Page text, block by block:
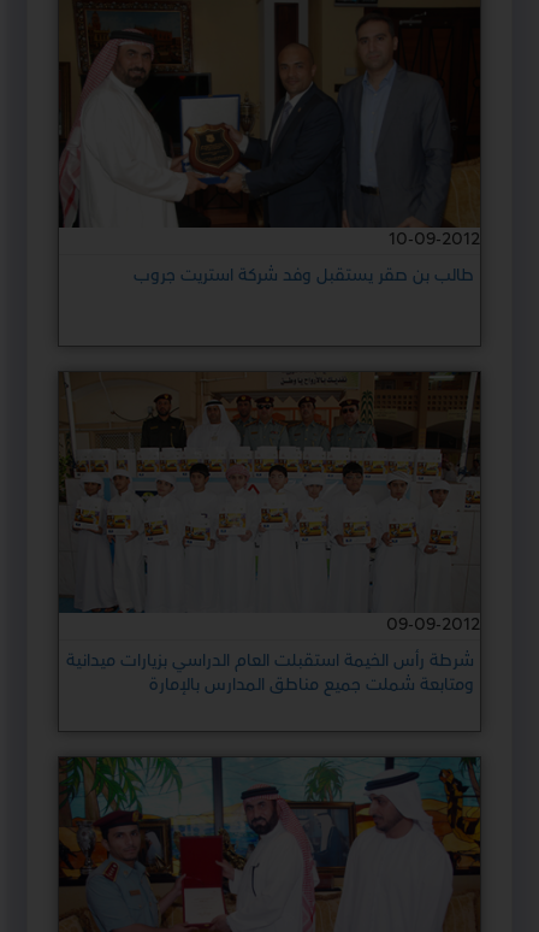
10-09-2012
طالب بن صقر يستقبل وفد شركة استريت جروب
09-09-2012
شرطة رأس الخيمة استقبلت العام الدراسي بزيارات ميدانية
ومتابعة شملت جميع مناطق المدارس بالإمارة